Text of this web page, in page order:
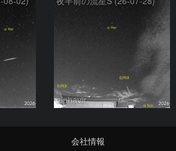
alphavir
会社情報